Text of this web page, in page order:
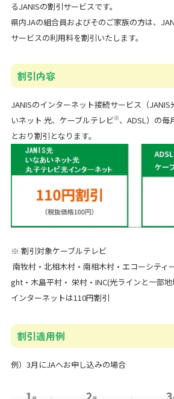
るJANISの割引サービスです。
県内JAの組合員およびそのご家族の方は、
サービスの利用料を割引いたします。
割引内容
JANISのインターネット接続サービス（
いネット 光、ケーブルテレビ※、ADSL）の毎
とおり割引となります。
※ 割引対象ケーブルテレビ
南牧村・北相木村・南相木村・エコーシティ
ght ・木島平村・ 栄村・ INC(光ラインと一部
インターネットは110円割引
割引適用例
例）3月にJAへお申し込みの場合